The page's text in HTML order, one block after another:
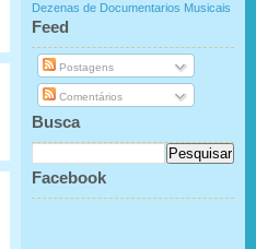
Dezenas de Documentarios Musicais
Feed
Postagens
Comentários
Busca
Facebook